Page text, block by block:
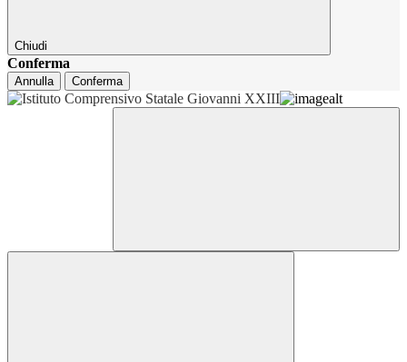
Chiudi
Conferma
Annulla Conferma